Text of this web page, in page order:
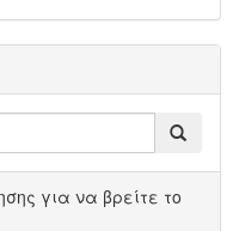
για να βρείτε το